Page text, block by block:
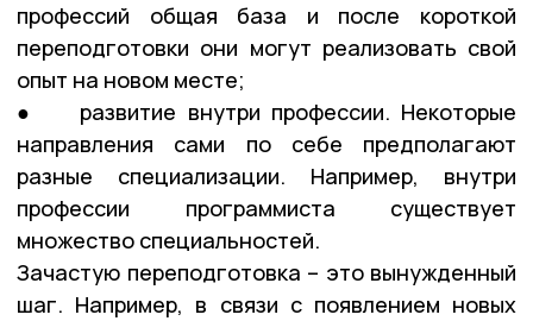
профессий общая база и после короткой
переподготовки они могут реализовать свой
опыт на новом месте;
● развитие внутри профессии. Некоторые
направления сами по себе предполагают
разные специализации. Например, внутри
профессии программиста существует
множество специальностей.
Зачастую переподготовка – это вынужденный
шаг. Например, в связи с появлением новых